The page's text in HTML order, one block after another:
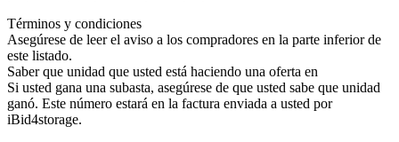
Términos y condiciones
Asegúrese de leer el aviso a los compradores en la parte inferior de
este listado.
Saber que unidad que usted está haciendo una oferta en
Si usted gana una subasta, asegúrese de que usted sabe que unidad
ganó. Este número estará en la factura enviada a usted por
iBid4storage.